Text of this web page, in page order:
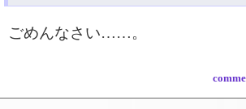
ごめんなさい……。